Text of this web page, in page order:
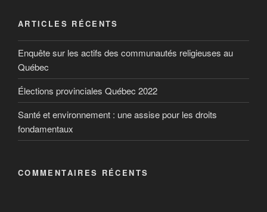
ARTICLES RÉCENTS
Enquête sur les actifs des communautés religieuses au
Québec
Élections provinciales Québec 2022
Santé et environnement : une assise pour les droits
fondamentaux
COMMENTAIRES RÉCENTS